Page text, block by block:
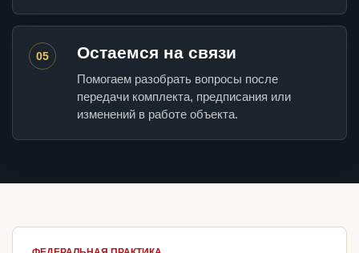
05 Остаемся на связи
Помогаем разобрать вопросы после
передачи комплекта, предписания или
изменений в работе объекта.